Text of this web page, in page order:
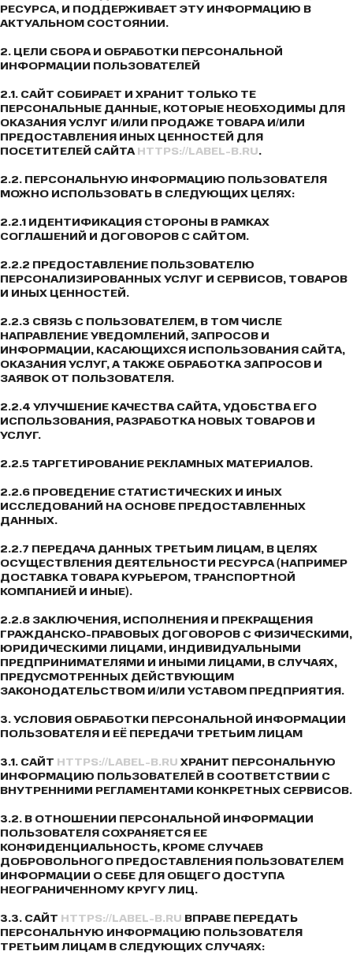
РЕСУРСА, И ПОДДЕРЖИВАЕТ ЭТУ ИНФОРМАЦИЮ В
АКТУАЛЬНОМ СОСТОЯНИИ.
2. ЦЕЛИ СБОРА И ОБРАБОТКИ ПЕРСОНАЛЬНОЙ
ИНФОРМАЦИИ ПОЛЬЗОВАТЕЛЕЙ
2.1. САЙТ СОБИРАЕТ И ХРАНИТ ТОЛЬКО ТЕ
ПЕРСОНАЛЬНЫЕ ДАННЫЕ, КОТОРЫЕ НЕОБХОДИМЫ ДЛЯ
ОКАЗАНИЯ УСЛУГ И/ИЛИ ПРОДАЖЕ ТОВАРА И/ИЛИ
ПРЕДОСТАВЛЕНИЯ ИНЫХ ЦЕННОСТЕЙ ДЛЯ
ПОСЕТИТЕЛЕЙ САЙТАHTTPS://LABEL-B.RU.
2.2. ПЕРСОНАЛЬНУЮ ИНФОРМАЦИЮ ПОЛЬЗОВАТЕЛЯ
МОЖНО ИСПОЛЬЗОВАТЬ В СЛЕДУЮЩИХ ЦЕЛЯХ:
2.2.1 ИДЕНТИФИКАЦИЯ СТОРОНЫ В РАМКАХ
СОГЛАШЕНИЙ И ДОГОВОРОВ С САЙТОМ.
2.2.2 ПРЕДОСТАВЛЕНИЕ ПОЛЬЗОВАТЕЛЮ
ПЕРСОНАЛИЗИРОВАННЫХ УСЛУГ И СЕРВИСОВ, ТОВАРОВ
И ИНЫХ ЦЕННОСТЕЙ.
2.2.3 СВЯЗЬ С ПОЛЬЗОВАТЕЛЕМ, В ТОМ ЧИСЛЕ
НАПРАВЛЕНИЕ УВЕДОМЛЕНИЙ, ЗАПРОСОВ И
ИНФОРМАЦИИ, КАСАЮЩИХСЯ ИСПОЛЬЗОВАНИЯ САЙТА,
ОКАЗАНИЯ УСЛУГ, А ТАКЖЕ ОБРАБОТКА ЗАПРОСОВ И
ЗАЯВОК ОТ ПОЛЬЗОВАТЕЛЯ.
2.2.4 УЛУЧШЕНИЕ КАЧЕСТВА САЙТА, УДОБСТВА ЕГО
ИСПОЛЬЗОВАНИЯ, РАЗРАБОТКА НОВЫХ ТОВАРОВ И
УСЛУГ.
2.2.5 ТАРГЕТИРОВАНИЕ РЕКЛАМНЫХ МАТЕРИАЛОВ.
2.2.6 ПРОВЕДЕНИЕ СТАТИСТИЧЕСКИХ И ИНЫХ
ИССЛЕДОВАНИЙ НА ОСНОВЕ ПРЕДОСТАВЛЕННЫХ
ДАННЫХ.
2.2.7 ПЕРЕДАЧА ДАННЫХ ТРЕТЬИМ ЛИЦАМ, В ЦЕЛЯХ
ОСУЩЕСТВЛЕНИЯ ДЕЯТЕЛЬНОСТИ РЕСУРСА (НАПРИМЕР
ДОСТАВКА ТОВАРА КУРЬЕРОМ, ТРАНСПОРТНОЙ
КОМПАНИЕЙ И ИНЫЕ).
2.2.8 ЗАКЛЮЧЕНИЯ, ИСПОЛНЕНИЯ И ПРЕКРАЩЕНИЯ
ГРАЖДАНСКО-ПРАВОВЫХ ДОГОВОРОВ С ФИЗИЧЕСКИМИ,
ЮРИДИЧЕСКИМИ ЛИЦАМИ, ИНДИВИДУАЛЬНЫМИ
ПРЕДПРИНИМАТЕЛЯМИ И ИНЫМИ ЛИЦАМИ, В СЛУЧАЯХ,
ПРЕДУСМОТРЕННЫХ ДЕЙСТВУЮЩИМ
ЗАКОНОДАТЕЛЬСТВОМ И/ИЛИ УСТАВОМ ПРЕДПРИЯТИЯ.
3. УСЛОВИЯ ОБРАБОТКИ ПЕРСОНАЛЬНОЙ ИНФОРМАЦИИ
ПОЛЬЗОВАТЕЛЯ И ЕЁ ПЕРЕДАЧИ ТРЕТЬИМ ЛИЦАМ
3.1. САЙТ HTTPS://LABEL-B.RU ХРАНИТ ПЕРСОНАЛЬНУЮ
ИНФОРМАЦИЮ ПОЛЬЗОВАТЕЛЕЙ В СООТВЕТСТВИИ С
ВНУТРЕННИМИ РЕГЛАМЕНТАМИ КОНКРЕТНЫХ СЕРВИСОВ.
3.2. В ОТНОШЕНИИ ПЕРСОНАЛЬНОЙ ИНФОРМАЦИИ
ПОЛЬЗОВАТЕЛЯ СОХРАНЯЕТСЯ ЕЕ
КОНФИДЕНЦИАЛЬНОСТЬ, КРОМЕ СЛУЧАЕВ
ДОБРОВОЛЬНОГО ПРЕДОСТАВЛЕНИЯ ПОЛЬЗОВАТЕЛЕМ
ИНФОРМАЦИИ О СЕБЕ ДЛЯ ОБЩЕГО ДОСТУПА
НЕОГРАНИЧЕННОМУ КРУГУ ЛИЦ.
3.3. САЙТ HTTPS://LABEL-B.RU ВПРАВЕ ПЕРЕДАТЬ
ПЕРСОНАЛЬНУЮ ИНФОРМАЦИЮ ПОЛЬЗОВАТЕЛЯ
ТРЕТЬИМ ЛИЦАМ В СЛЕДУЮЩИХ СЛУЧАЯХ: